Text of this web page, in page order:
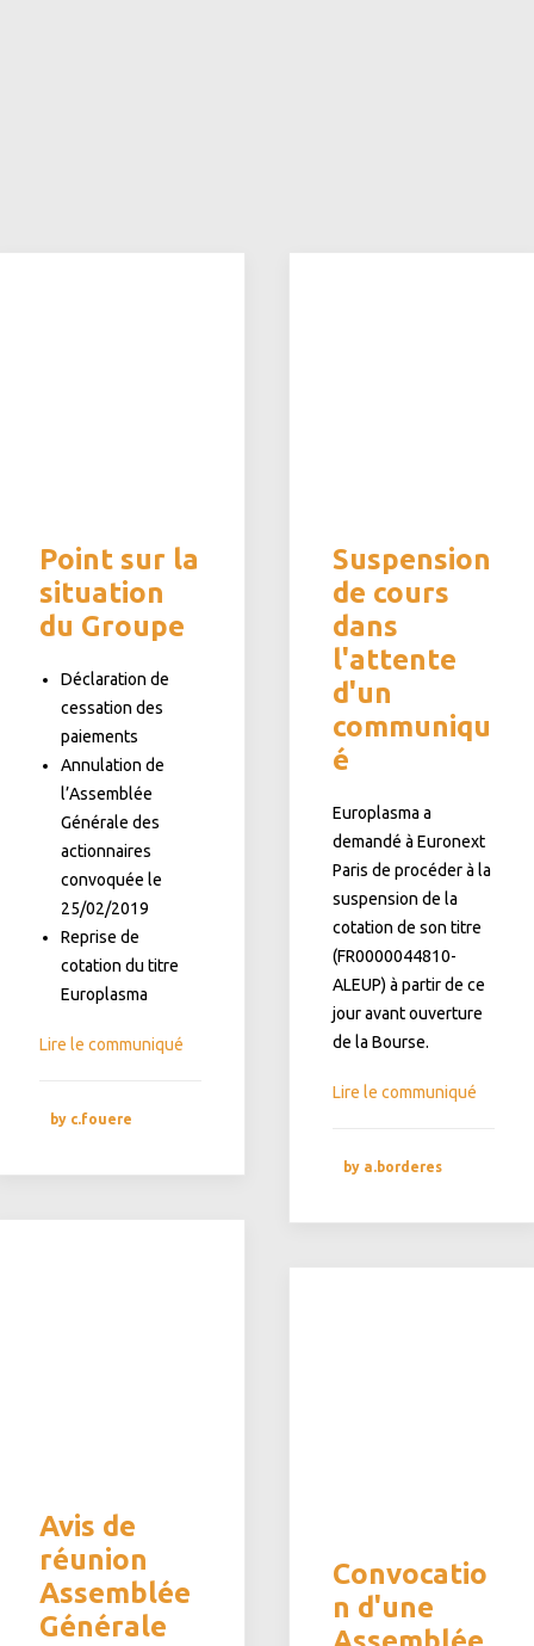
Point sur la
situation
du Groupe
Déclaration de
cessation des
paiements
Annulation de
l’Assemblée
Générale des
actionnaires
convoquée le
25/02/2019
Reprise de
cotation du titre
Europlasma
Lire le communiqué
by c.fouere
Suspension
de cours
dans
l'attente
d'un
communiqu
é
Europlasma a
demandé à Euronext
Paris de procéder à la
suspension de la
cotation de son titre
(FR0000044810-
ALEUP) à partir de ce
jour avant ouverture
de la Bourse.
Lire le communiqué
by a.borderes
Avis de
réunion
Assemblée
Générale
Convocatio
n d'une